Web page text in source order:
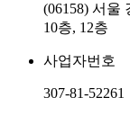
(06158) 서울
10층, 12층
사업자번호
307-81-52261